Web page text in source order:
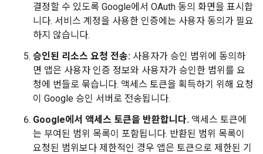
결정할 수 있도록 Google에서 OAuth 동의 화면을 표시합
니다. 서비스 계정을 사용한 인증에는 사용자 동의가 필요
하지 않습니다.
승인된 리소스 요청 전송: 사용자가 승인 범위에 동의하
면 앱은 사용자 인증 정보와 사용자가 승인한 범위를 요
청에 번들로 묶습니다. 액세스 토큰을 획득하기 위해 요청
이 Google 승인 서버로 전송됩니다.
Google에서 액세스 토큰을 반환합니다. 액세스 토큰에
는 부여된 범위 목록이 포함됩니다. 반환된 범위 목록이
요청된 범위보다 제한적인 경우 앱은 토큰으로 제한된 기